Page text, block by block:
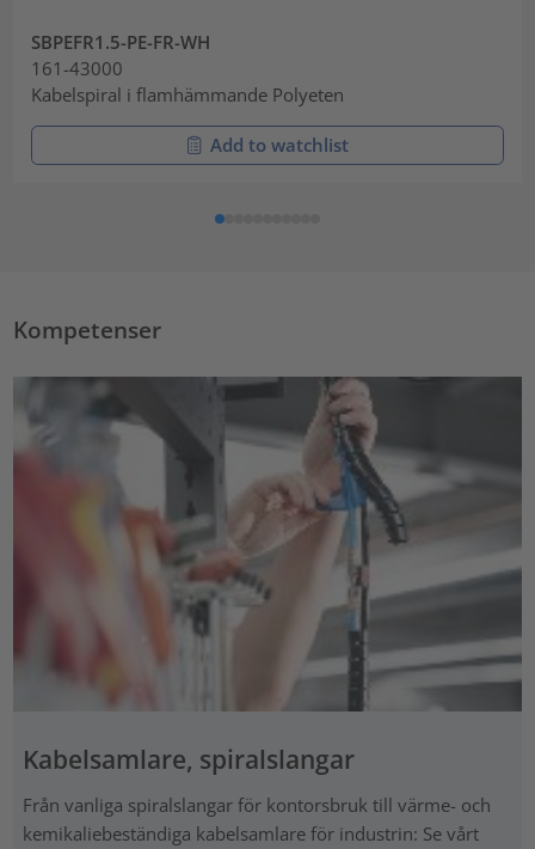
SBPEFR1.5-PE-FR-WH
161-43000
Kabelspiral i flamhämmande Polyeten
Add to watchlist
Kompetenser
Kabelsamlare, spiralslangar
Från vanliga spiralslangar för kontorsbruk till värme- och
kemikaliebeständiga kabelsamlare för industrin: Se vårt